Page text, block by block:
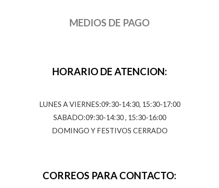
MEDIOS DE PAGO
HORARIO DE ATENCION:
LUNES A VIERNES:09:30-14:30, 15:30-17:00
SABADO:09:30-14:30 , 15:30-16:00
DOMINGO Y FESTIVOS CERRADO
CORREOS PARA CONTACTO: